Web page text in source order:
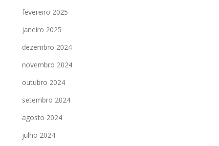
fevereiro 2025
janeiro 2025
dezembro 2024
novembro 2024
outubro 2024
setembro 2024
agosto 2024
julho 2024